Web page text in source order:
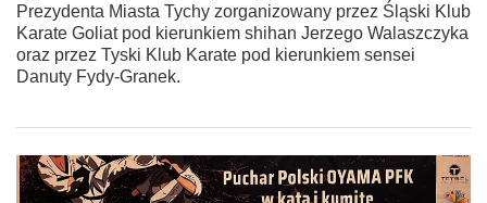
Prezydenta Miasta Tychy zorganizowany przez Śląski Klub
Karate Goliat pod kierunkiem shihan Jerzego Walaszczyka
oraz przez Tyski Klub Karate pod kierunkiem sensei
Danuty Fydy-Granek.